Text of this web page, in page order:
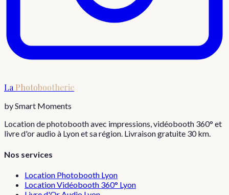
LaPhotobootherie
by Smart Moments
Location de photobooth avec impressions, vidéobooth 360° et
livre d'or audio à Lyon et sa région. Livraison gratuite 30 km.
Nos services
Location Photobooth Lyon
Location Vidéobooth 360° Lyon